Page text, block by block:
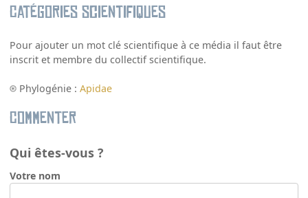
Catégories scientifiques
Pour ajouter un mot clé scientifique à ce média il faut être
inscrit et membre du collectif scientifique.
Phylogénie :Apidae
Commenter
Qui êtes-vous ?
Votre nom